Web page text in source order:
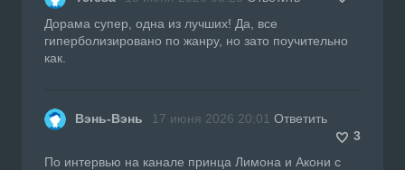
Дорама супер, одна из лучших! Да, все
гиперболизировано по жанру, но зато поучительно
как.
Вэнь-Вэнь 17 июня 2026 20:01 Ответить
3
По интервью на канале принца Лимона и Акони с